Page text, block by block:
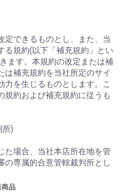
定できるものとし、また、当
る規約(以下「補充規約」とい
ます。本規約の改定または補
は補充規約を当社所定のサイ
力を生じるものとします。こ
規約および補充規約に従うも
所)
た場合、当社本店所在地を管
の専属的合意管轄裁判所とし
商品